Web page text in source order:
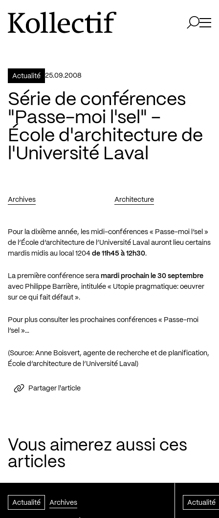
Aller à la page d'accueil
Logo Kollectif
Actualité 25.09.2008
Série de conférences
"Passe-moi l'sel" –
École d'architecture de
l'Université Laval
Archives Architecture
Pour la dixième année, les midi-conférences « Passe-moi l’sel »
de l’École d’architecture de l’Université Laval auront lieu certains
mardis midis au local 1204 de 11h45 à 12h30.
La première conférence sera mardi prochain le 30 septembre
avec Philippe Barrière, intitulée « Utopie pragmatique: oeuvrer
sur ce qui fait défaut ».
Pour plus consulter les prochaines conférences « Passe-moi
l’sel »…
(Source: Anne Boisvert, agente de recherche et de planification,
École d’architecture de l’Université Laval)
Partager l'article
Vous aimerez aussi ces
articles
Actualité Archives Actualité